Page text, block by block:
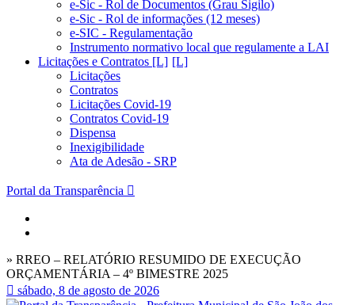
e-Sic - Rol de Documentos (Grau Sigilo)
e-Sic - Rol de informações (12 meses)
e-SIC - Regulamentação
Instrumento normativo local que regulamente a LAI
Licitações e Contratos [L]
Licitações
Contratos
Licitações Covid-19
Contratos Covid-19
Dispensa
Inexigibilidade
Ata de Adesão - SRP
Portal da Transparência
» RREO – RELATÓRIO RESUMIDO DE EXECUÇÃO
ORÇAMENTÁRIA – 4º BIMESTRE 2025
sábado, 8 de agosto de 2026